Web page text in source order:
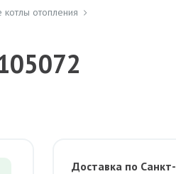
отопления
Доставка по Санкт-